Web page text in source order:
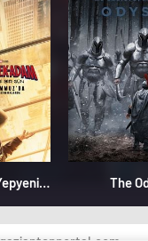
Örümcek-Adam: Yepyeni Bir Gün The